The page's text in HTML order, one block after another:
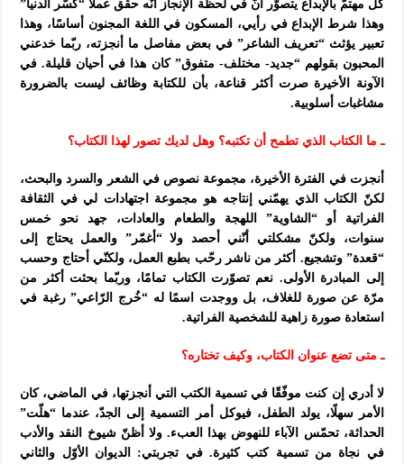
كلّ مهتمّ بالإبداع يتصوّر أنّ في لحظة الإنجاز أنّه حقّق عملًا “كسّر الدنيا”
وهذا شرط الإبداع في رأيي، المسكون في اللغة المجنون أساسًا، وهذا
تعبير يؤثث “تعريف الشاعر” في بعض مفاصل ما أنجزته، ربّما خدعني
المحبون بقولهم “جديد- مختلف- متفوق” كان هذا في أحيان قليلة. في
الآونة الأخيرة صرت أكثر قناعة، بأن للكتابة وظائف ليست بالضرورة
مشاغبات أسلوبية.
ـ ما الكتاب الذي تطمح أن تكتبه؟ وهل لديك تصور لهذا الكتاب؟
أنجزت في الفترة الأخيرة، مجموعة نصوص في الشعر والسرد والبحث،
لكنّ الكتاب الذي يهمّني إنتاجه هو مجموعة اجتهادات لي في الثقافة
الفراتية أو “الشاوية” اللهجة والطعام والعادات، جهد نحو خمس
سنوات، ولكنّ مشكلتي أنّني أحصد ولا “أغمّر” والعمل يحتاج إلى
“قعدة” وتشجيع. أكثر من ناشر رحّب بطبع العمل، ولكنّي أحتاج وحسب
إلى المبادرة الأولى. نعم تصوّرت الكتاب تمامًا، وربّما بحثت أكثر من
مرّة عن صورة للغلاف، بل ووجدت اسمًا له “خُرج الرّاعي” رغبة في
استعادة صورة زاهية للشخصية الفراتية.
ـ متى تضع عنوان الكتاب، وكيف تختاره؟
لا أدري إن كنت موفّقًا في تسمية الكتب التي أنجزتها، في الماضي، كان
الأمر سهلًا، يولد الطفل، فيوكل أمر التسمية إلى الجدّ، عندما “هلّت”
الحداثة، تحمّس الآباء للنهوض بهذا العبء. ولا أظنّ شيوخ النقد والأدب
في نجاة من تسمية كتب كثيرة. في تجربتي: الديوان الأوّل والثاني